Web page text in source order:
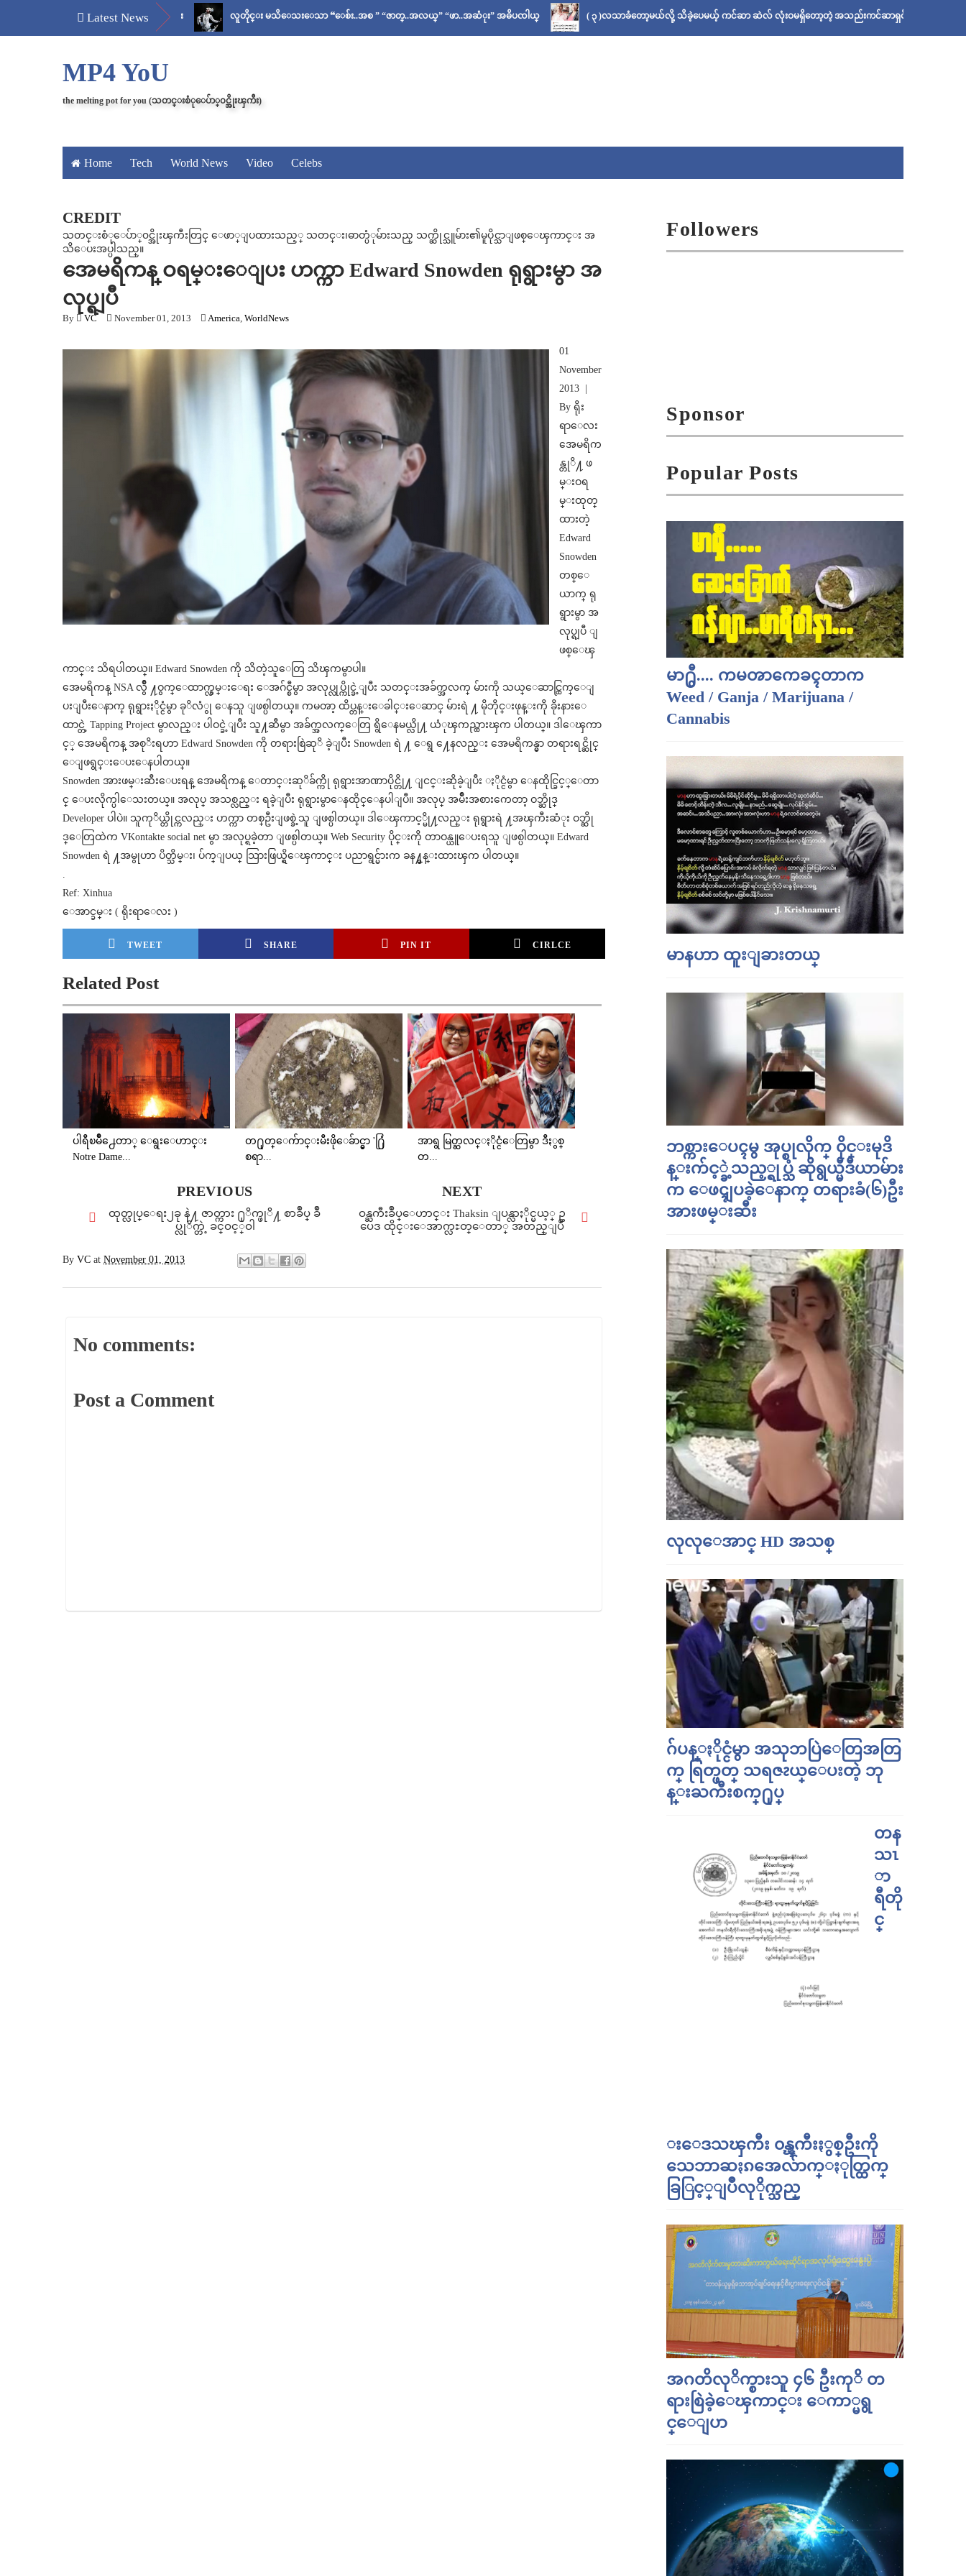
Latest News
မန်ကျည်းချဉ် သိပ်နည်း လူတိုင္း မသိေသးေသာ “ေစ်း..အစ ” “ဇာတ္..အလယ္” “ဖာ..အဆံုး” အဓိပၸါယ္ ( ၃ )လသာခံတော့မယ်လို့ သိခဲ့ပေမယ့် ကင်ဆာ ဆဲလ် လုံးဝမရှိတော့တဲ့ အသည်းကင်ဆာရှင် ဦးစိုးသန်းရဲ့ ဆေးနည်း
MP4 YoU
the melting pot for you (သတင္းစံုေပ်ာ္၀င္အိုးၾကီး)
Home Tech World News Video Celebs
CREDIT
သတင္းစံုေပ်ာ္၀င္အိုးၾကီးတြင္ ေဖာ္ျပထားသည့္ သတင္း၊ဓာတ္ပံုမ်ားသည္ သက္ဆိုင္သူမ်ား၏မူပိုင္သာျဖစ္ေၾကာင္း အ
သိေပးအပ္ပါသည္။
အေမရိကန္ ဝရမ္းေျပး ဟက္ကာ Edward Snowden ရုရွားမွာ အ
လုပ္ရျပီ
By VC November 01, 2013 America, WorldNews
01
November
2013 |
By ရိုး
ရာေလး
အေမရိက
န္တုိ႔ ဖ
မ္းဝရ
မ္းထုတ္
ထားတဲ့
Edward
Snowden
တစ္ေ
ယာက္ ရု
ရွားမွာ အ
လုပ္ရျပီ ျ
ဖစ္ေၾ
ကာင္း သိရပါတယ္။ Edward Snowden ကို သိတဲ့သူေတြ သိၾကမွာပါ။
အေမရိကန္ NSA လွ်ိဳ ႔ဝွက္ေထာက္လွမ္းေရး ေအဂ်င္စီမွာ အလုပ္လုပ္ကိုင္ခဲ့ျပီး သတင္းအခ်က္အလက္ မ်ားကို သယ္ေဆာင္ထြက္ေျ
ပးျပီးေနာက္ ရုရွားႏိုင္ငံမွာ ခုိလံွု ေနသူ ျဖစ္ပါတယ္။ ကမၻာ့ ထိပ္တန္းေခါင္းေဆာင္ မ်ားရဲ ႔ မိုဘိုင္းဖုန္းကို ခိုးနားေ
ထာင္တဲ့ Tapping Project မွာလည္း ပါဝင္ခဲ့ျပီး သူ႔ဆီမွာ အခ်က္အလက္ေတြ ရွိေနမယ္လို႔ ယံုၾကည္ထားၾက ပါတယ္။ ဒါေၾကာ
င့္ အေမရိကန္ အစုိးရဟာ Edward Snowden ကို တရားစြဲဆုိ ခဲ့ျပီး Snowden ရဲ ႔ ေရွ ႔ေနလည္း အေမရိကန္မွာ တရားရင္ဆိုင္
ေျဖရွင္းေပးေနပါတယ္။
Snowden အားဖမ္းဆီးေပးရန္ အေမရိကန္ ေတာင္းဆုိခ်က္ကို ရုရွားအာဏာပိုင္တို႔ ျငင္းဆိုခဲ့ျပီး ႏိုင္ငံမွာ ေနထိုင္ခြင့္ေတာ
င္ ေပးလိုက္ပါေသးတယ္။ အလုပ္ အသစ္လည္း ရခဲ့ျပီး ရုရွားမွာေနထိုင္ေနပါျပီ။ အလုပ္ အမ်ိဳးအစားကေတာ့ ဝဘ္ဆိုဒ္
Developer ပါပဲ။ သူကုိယ္တိုင္ကလည္း ဟက္ကာ တစ္ဦးျဖစ္ခဲ့သူ ျဖစ္ပါတယ္။ ဒါေၾကာင့္မို႔လည္း ရုရွားရဲ ႔အၾကီးဆံုး ဝဘ္ဆို
ဒ္ေတြထဲက VKontakte social net မွာ အလုပ္ရခဲ့တာ ျဖစ္ပါတယ္။ Web Security ပိုင္းကို တာဝန္ယူေပးရသူ ျဖစ္ပါတယ္။ Edward
Snowden ရဲ ႔အမွုဟာ ပိတ္သိမ္း၊ ပ်က္ျပယ္ သြားဖြယ္ရွိေၾကာင္း ပညာရွင္မ်ားက ခန႔္မွန္းထားၾက ပါတယ္။
.
Ref: Xinhua
ေအာင္ခမ္း ( ရိုးရာေလး )
TWEET SHARE PIN IT CIRLCE
Related Post
ပါရီၿမိဳ႕ေတာ္ ေရွးေဟာင္း
Notre Dame...
တ႐ုတ္ေက်ာင္းမီးဖိုေခ်ာင္မွာ '႐ြံ
စရာ...
အာရွ မြတ္ဆလင္ႏိုင္ငံေတြမွာ ဒီႏွစ္
တ...
NEXT
ဝန္ႀကီးခ်ဳပ္ေဟာင္း Thaksin ျပန္လာႏိုင္မယ့္ ဥ
ပေဒ ထိုင္းေအာက္လႊတ္ေတာ္ အတည္ျပဳ
PREVIOUS
ထုတ္လုပ္ေရး၂ခု နဲ႔ ဇာတ္ကား ႐ုိက္ဖုိ႔ စာခ်ဳပ္ ခ်ဳ
ပ္လုိက္တဲ့ ခင္ဝင့္ဝါ
By VC at November 01, 2013
No comments:
Post a Comment
Followers
Sponsor
Popular Posts
မာ႐ွီ.... ကမၻာကေခၚတာက
Weed / Ganja / Marijuana /
Cannabis
မာနဟာ ထူးျခားတယ္
ဘစ္ကားေပၚမွ အုပ္စုလိုက္ ၀ိုင္းမုဒိ
န္းက်င့္ခဲ့သည့္ရုပ္သံ ဆိုရွယ္မီဒီယာမ်ား
က ေဖၚျပခဲ့ေနာက္ တရားခံ(၆)ဦး
အားဖမ္းဆီး
လုလုေအာင္ HD အသစ္
ဂ်ပန္ႏိုင္ငံမွာ အသုဘပြဲေတြအတြ
က္ ရြတ္ဖတ္ သရဇၩယ္ေပးတဲ့ ဘု
န္းႀကီးစက္႐ုပ္
တန
သၤ
ာ
ရီတို
င္
းေဒသၾကီး ၀န္ၾကီးႏွစ္ဦးကို
သေဘာဆႏၵအေလ်ာက္ႏုတ္ထြက္
ခြြင့္ျပဳလုိုက္သည္
အဂတိလုိက္စားသူ ၄၆ ဦးကုိ တ
ရားစြဲခဲ့ေၾကာင္း ေကာ္မရွ
င္ေျပာ